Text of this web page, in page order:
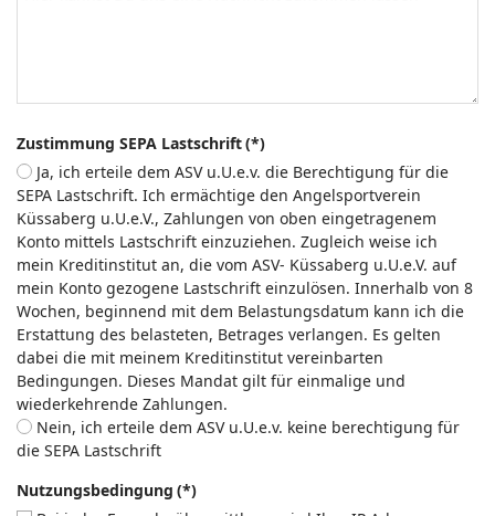
Zustimmung SEPA Lastschrift(*)
Ja, ich erteile dem ASV u.U.e.v. die Berechtigung für die
SEPA Lastschrift. Ich ermächtige den Angelsportverein
Küssaberg u.U.e.V., Zahlungen von oben eingetragenem
Konto mittels Lastschrift einzuziehen. Zugleich weise ich
mein Kreditinstitut an, die vom ASV- Küssaberg u.U.e.V. auf
mein Konto gezogene Lastschrift einzulösen. Innerhalb von 8
Wochen, beginnend mit dem Belastungsdatum kann ich die
Erstattung des belasteten, Betrages verlangen. Es gelten
dabei die mit meinem Kreditinstitut vereinbarten
Bedingungen. Dieses Mandat gilt für einmalige und
wiederkehrende Zahlungen.
Nein, ich erteile dem ASV u.U.e.v. keine berechtigung für
die SEPA Lastschrift
Nutzungsbedingung (*)